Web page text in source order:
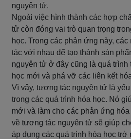
nguyên tử.
Ngoài việc hình thành các hợp
tử còn đóng vai trò quan trọng
học. Trong các phản ứng này,
tác với nhau để tạo thành sản
nguyên tử ở đây cũng là quá trình
học mới và phá vỡ các liên kết
Vì vậy, tương tác nguyên tử là
trong các quá trình hóa học. Nó
mới và làm cho các phản ứng
về tương tác nguyên tử sẽ giúp
áp dụng các quá trình hóa học trở